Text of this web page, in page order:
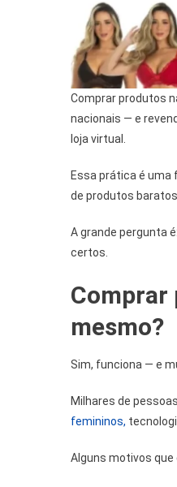
Comprar produtos
nacionais — e
loja virtual.
Essa prática é
de produtos
A grande pergunta
certos.
Comprar
mesmo?
Sim, funciona — e
Milhares de
femininos,
Alguns motivos